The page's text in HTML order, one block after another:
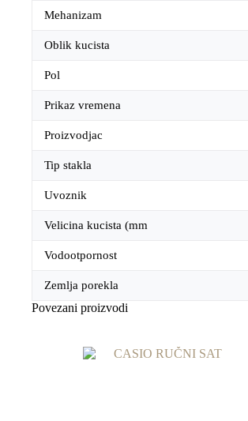
Mehanizam
Oblik kucista
Pol
Prikaz vremena
Proizvodjac
Tip stakla
Uvoznik
Velicina kucista (mm
Vodootpornost
Zemlja porekla
Povezani proizvodi